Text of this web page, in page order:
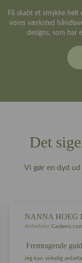
Få skabt et smykke helt
vores værksted
designs, som har
Det
Vi gør en dyd
NANNA HOEG
Anbefaler
Fremragende
Jeg kan virkelig